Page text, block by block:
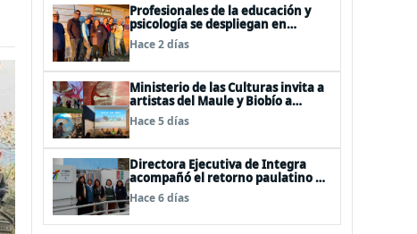
Profesionales de la educación y
psicología se despliegan en
terreno para ir en favor de niños
afectados por la emergencia
Hace 2 días
Ministerio de las Culturas invita a
artistas del Maule y Biobío a
postular a Núcleos de Creación
2026
Hace 5 días
Directora Ejecutiva de Integra
acompañó el retorno paulatino a
las actividades educativas post
temporal
Hace 6 días